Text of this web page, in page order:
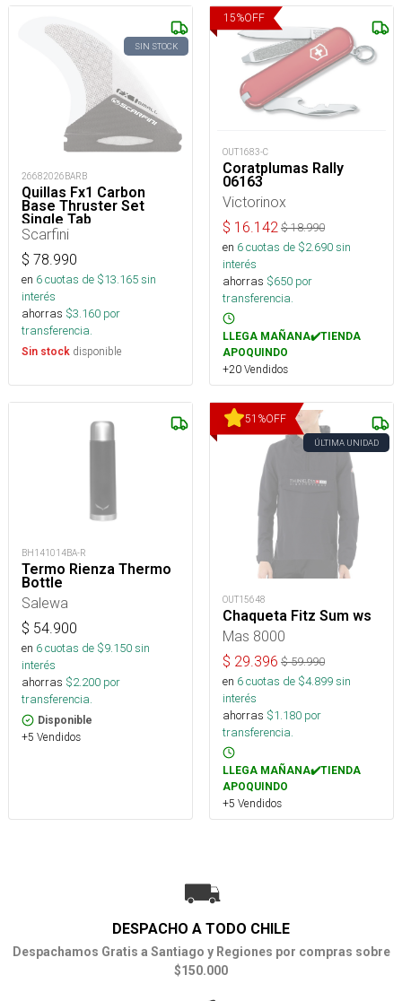
SIN STOCK
26682026BARB
Quillas Fx1 Carbon
Base Thruster Set
Single Tab
Scarfini
$ 78.990
en 6cuotas de $13.165sin
interés
ahorras $3.160 por
transferencia.
Sin stock disponible
15%OFF
OUT1683-C
Coratplumas Rally
06163
Victorinox
$ 16.142 $18.990
en 6cuotas de $2.690sin
interés
ahorras $650 por
transferencia.
LLEGA MAÑANA✔️TIENDA
APOQUINDO
+20 Vendidos
BH141014BA-R
Termo Rienza Thermo
Bottle
Salewa
$ 54.900
en 6cuotas de $9.150sin
interés
ahorras $2.200 por
transferencia.
Disponible
+5 Vendidos
51 %OFF
ÚLTIMA UNIDAD
OUT15648
Chaqueta Fitz Sum ws
Mas 8000
$ 29.396 $59.990
en 6cuotas de $4.899sin
interés
ahorras $1.180 por
transferencia.
LLEGA MAÑANA✔️TIENDA
APOQUINDO
+5 Vendidos
DESPACHO A TODO CHILE
Despachamos Gratis a Santiago y Regiones por compras sobre
$150.000